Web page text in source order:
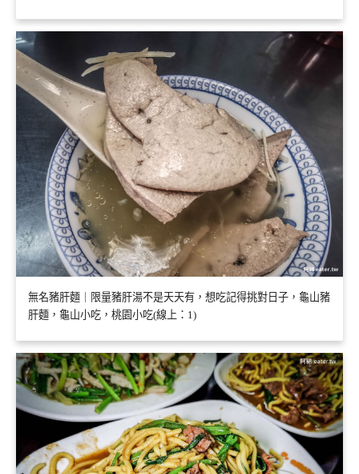
無名豬肝麵｜限量豬肝湯不是天天有，想吃記得挑對日子，龜山豬
肝麵，龜山小吃，桃園小吃(線上：1)